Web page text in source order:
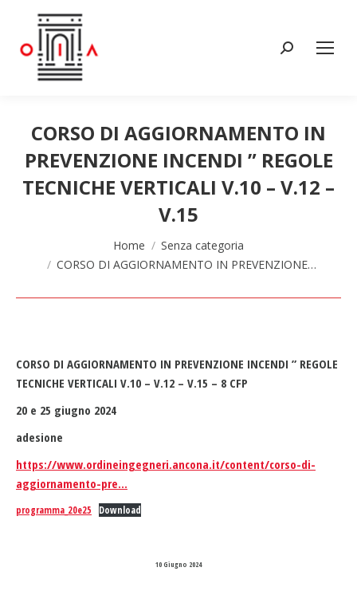
Cerca:
CORSO DI AGGIORNAMENTO IN
PREVENZIONE INCENDI ” REGOLE
TECNICHE VERTICALI V.10 – V.12 –
V.15
Home
Senza categoria
CORSO DI AGGIORNAMENTO IN PREVENZIONE…
CORSO DI AGGIORNAMENTO IN PREVENZIONE INCENDI ” REGOLE
TECNICHE VERTICALI V.10 – V.12 – V.15 – 8 CFP
20 e 25 giugno 2024
adesione
https://www.ordineingegneri.ancona.it/content/corso-di-
aggiornamento-pre…
programma_20e25 Download
10 Giugno 2024